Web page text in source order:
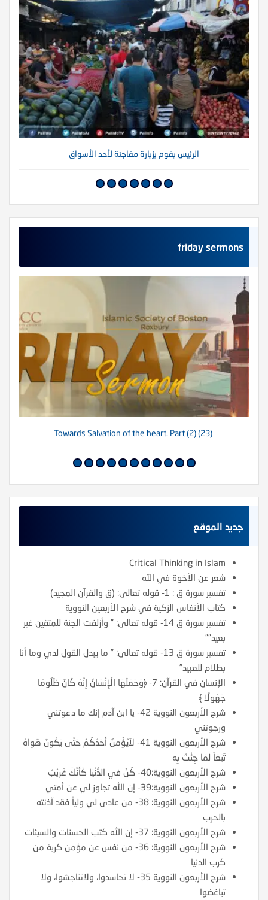
الرئيس يقوم بزيارة مفاجئة لأحد الأسواق
friday sermons
(23) Towards Salvation of the heart. Part (2)
جديد الموقع
Critical Thinking in Islam
شعر عن الأخوة في الله
تفسير سورة ق : 1- قوله تعالى: (ق والقرآن المجيد)
كتاب الأنفاس الزكية في شرح الأربعين النووية
تفسير سورة ق 14- قوله تعالى: ” وأزلفت الجنة للمتقين غير
بعيد””
تفسير سورة ق 13- قوله تعالى: ” ما يبدل القول لدي وما أنا
بظلام للعبيد”
الإنسان في القرآن: 7- ﴿وَحَمَلَهَا الْإِنْسَانُ إِنَّهُ كَانَ ظَلُومًا
جَهُولًا ﴾
شرح الأربعون النووية 42- يا ابن آدم إنك ما دعوتني
ورجوتني
شرح الأربعون النووية 41- لاَيُؤْمِنُ أَحَدُكُمْ حَتَّى يَكُونَ هَواهُ
تَبَعَاً لِمَا جِئْتُ بِهِ
شرح الأربعون النووية:40- كُنْ فِي الدُّنْيَا كَأَنَّكَ غَرِيْبٌ
شرح الأربعون النووية:39- إن الله تجاوز لي عن أمتي
شرح الأربعون النووية: 38- من عادى لي ولياً فقد آذنته
بالحرب
شرح الأربعون النووية: 37- إن الله كتب الحسنات والسيئات
شرح الأربعون النووية: 36- من نفس عن مؤمن كربة من
كرب الدنيا
شرح الأربعون النووية 35- لا تحاسدوا، ولاتناجشوا، ولا
تباغضوا